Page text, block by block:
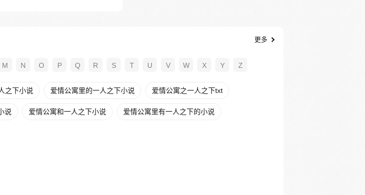
更多
M N O P Q R S T U V W X Y Z
之下小说 爱情公寓里的一人之下小说 爱情公寓之一人之下txt
说 爱情公寓和一人之下小说 爱情公寓里有一人之下的小说